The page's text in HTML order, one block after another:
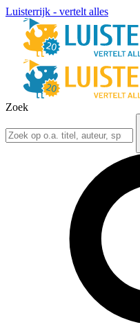
Luisterrijk - vertelt alles
Zoek